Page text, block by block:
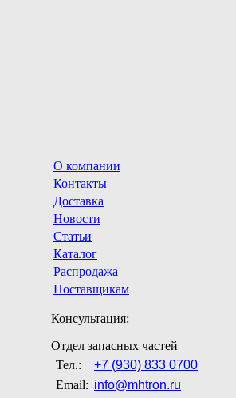
О компании
Контакты
Доставка
Новости
Статьи
Каталог
Распродажа
Поставщикам
Консультация:
Отдел запасных частей
Тел.:
+7 (930) 833 0700
Email: info@mhtron.ru